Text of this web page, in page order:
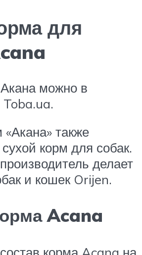
для
можно в
также
корм для собак.
делает
и кошек Orijen.
Acana